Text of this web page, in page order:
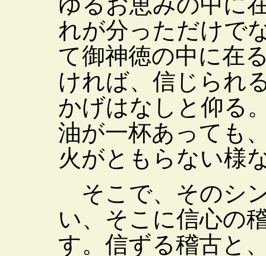
れが分っただけで
て御神徳の中に在
ければ、信じられ
かげはなしと仰る
油が一杯あっても
火がともらない様
そこで、そのシ
い、そこに信心の
す。信ずる稽古と